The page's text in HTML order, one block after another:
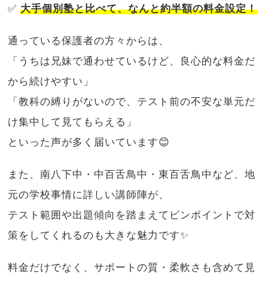
✅大手個別塾と比べて、なんと約半額の料金設定！
通っている保護者の方々からは、
「うちは兄妹で通わせているけど、良心的な料金だ
から続けやすい」
「教科の縛りがないので、テスト前の不安な単元だ
け集中して見てもらえる」
といった声が多く届いています😊
また、南八下中・中百舌鳥中・東百舌鳥中など、地
元の学校事情に詳しい講師陣が、
テスト範囲や出題傾向を踏まえてピンポイントで対
策をしてくれるのも大きな魅力です✨
料金だけでなく、サポートの質・柔軟さも含めて見